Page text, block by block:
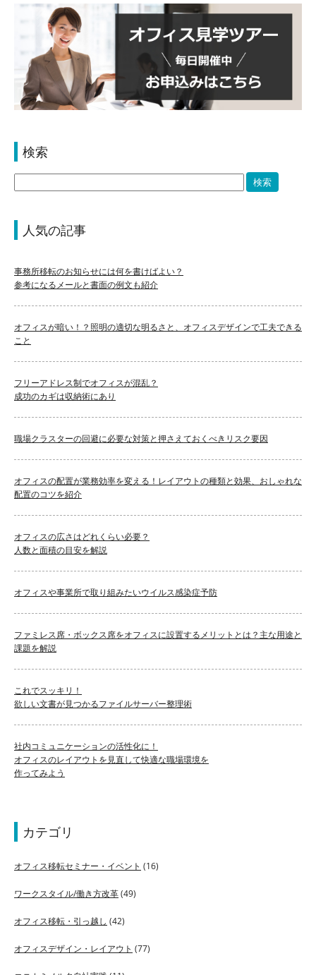
検索
人気の記事
事務所移転のお知らせには何を書けばよい？
参考になるメールと書面の例文も紹介
オフィスが暗い！？照明の適切な明るさと、オフィスデザインで工夫できる
こと
フリーアドレス制でオフィスが混乱？
成功のカギは収納術にあり
職場クラスターの回避に必要な対策と押さえておくべきリスク要因
オフィスの配置が業務効率を変える！レイアウトの種類と効果、おしゃれな
配置のコツを紹介
オフィスの広さはどれくらい必要？
人数と面積の目安を解説
オフィスや事業所で取り組みたいウイルス感染症予防
ファミレス席・ボックス席をオフィスに設置するメリットとは？主な用途と
課題を解説
これでスッキリ！
欲しい文書が見つかるファイルサーバー整理術
社内コミュニケーションの活性化に！
オフィスのレイアウトを見直して快適な職場環境を
作ってみよう
カテゴリ
オフィス移転セミナー・イベント (16)
ワークスタイル/働き方改革(49)
オフィス移転・引っ越し (42)
オフィスデザイン・レイアウト (77)